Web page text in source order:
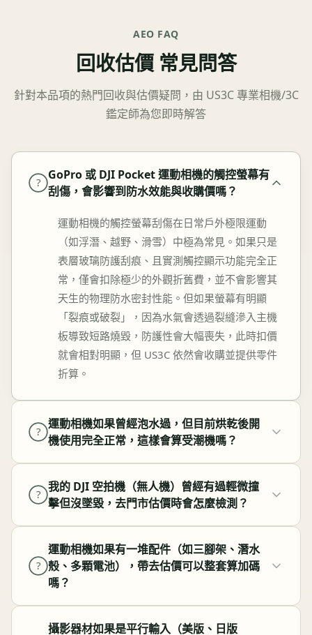
AEO FAQ
回收估價 常見問答
針對本品項的熱門回收與估價疑問，由 US3C 專業相機/3C
鑑定師為您即時解答
?
GoPro 或 DJI Pocket 運動相機的觸控螢幕有
刮傷，會影響到防水效能與收購價嗎？
運動相機的觸控螢幕刮傷在日常戶外極限運動
（如浮潛、越野、滑雪）中極為常見。如果只是
表層玻璃防護刮痕、且實測觸控顯示功能完全正
常，僅會扣除極少的外觀折舊費，並不會影響其
天生的物理防水密封性能。但如果螢幕有明顯
「裂痕或破裂」，因為水氣會透過裂縫滲入主機
板導致短路燒毀，防護性會大幅喪失，此時扣價
就會相對明顯，但 US3C 依然會收購並提供零件
折算。
?
運動相機如果曾經泡水過，但目前烘乾後開
機使用完全正常，這樣會算受潮機嗎？
?
我的 DJI 空拍機（無人機）曾經有過輕微撞
擊但沒墜毀，去門市估價時會怎麼檢測？
?
運動相機如果有一堆配件（如三腳架、潛水
殼、多顆電池），帶去估價可以整套算加碼
嗎？
攝影器材如果是平行輸入（美版、日版